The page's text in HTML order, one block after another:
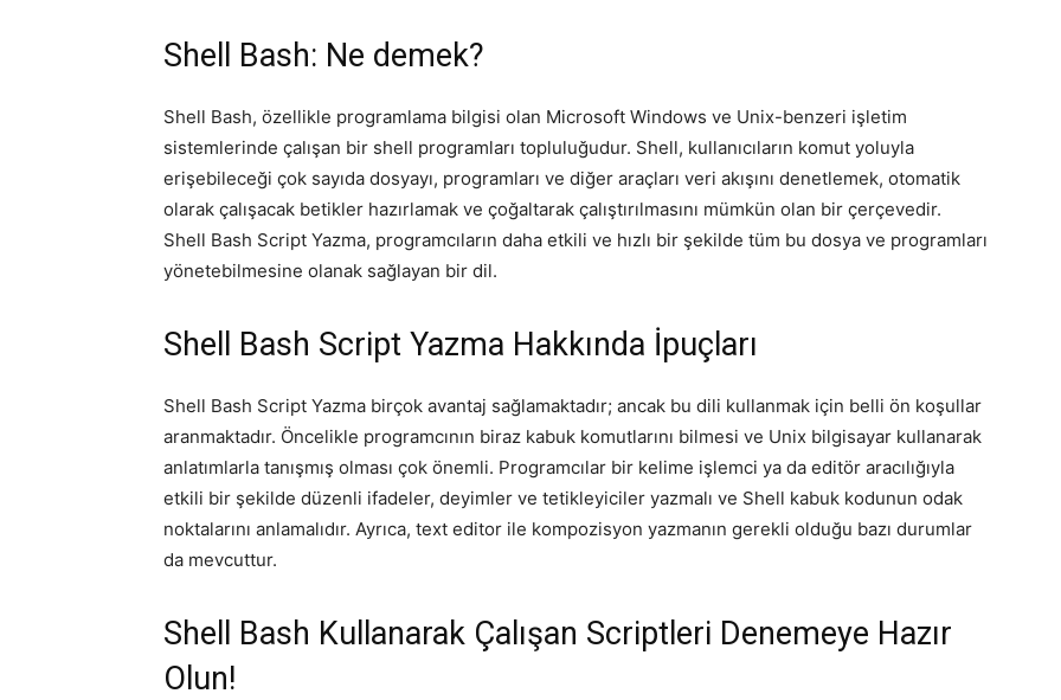
Shell Bash: Ne demek?
Shell Bash, özellikle programlama bilgisi olan Microsoft Windows ve Unix-benzeri işletim
sistemlerinde çalışan bir shell programları topluluğudur. Shell, kullanıcıların komut yoluyla
erişebileceği çok sayıda dosyayı, programları ve diğer araçları veri akışını denetlemek, otomatik
olarak çalışacak betikler hazırlamak ve çoğaltarak çalıştırılmasını mümkün olan bir çerçevedir.
Shell Bash Script Yazma, programcıların daha etkili ve hızlı bir şekilde tüm bu dosya ve programları
yönetebilmesine olanak sağlayan bir dil.
Shell Bash Script Yazma Hakkında İpuçları
Shell Bash Script Yazma birçok avantaj sağlamaktadır; ancak bu dili kullanmak için belli ön koşullar
aranmaktadır. Öncelikle programcının biraz kabuk komutlarını bilmesi ve Unix bilgisayar kullanarak
anlatımlarla tanışmış olması çok önemli. Programcılar bir kelime işlemci ya da editör aracılığıyla
etkili bir şekilde düzenli ifadeler, deyimler ve tetikleyiciler yazmalı ve Shell kabuk kodunun odak
noktalarını anlamalıdır. Ayrıca, text editor ile kompozisyon yazmanın gerekli olduğu bazı durumlar
da mevcuttur.
Shell Bash Kullanarak Çalışan Scriptleri Denemeye Hazır
Olun!